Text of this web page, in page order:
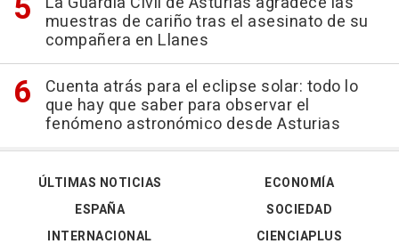
muestras de cariño tras el asesinato de su
compañera en Llanes
Cuenta atrás para el eclipse solar: todo lo
que hay que saber para observar el
fenómeno astronómico desde Asturias
ÚLTIMAS NOTICIAS
ESPAÑA
INTERNACIONAL
ECONOMÍA
SOCIEDAD
CIENCIAPLUS